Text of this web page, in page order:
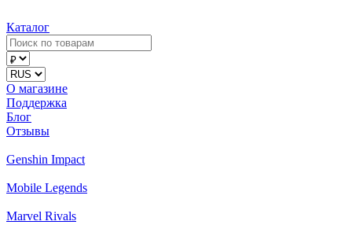
Каталог
О магазине
Поддержка
Блог
Отзывы
Genshin Impact
Mobile Legends
Marvel Rivals